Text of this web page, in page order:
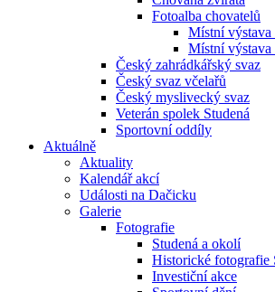
Fotoalba chovatelů
Místní výstava
Místní výstava
Český zahrádkářský svaz
Český svaz včelařů
Český myslivecký svaz
Veterán spolek Studená
Sportovní oddíly
Aktuálně
Aktuality
Kalendář akcí
Události na Dačicku
Galerie
Fotografie
Studená a okolí
Historické fotografie
Investiční akce